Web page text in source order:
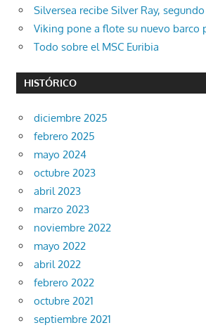
Silversea recibe Silver Ray,
Viking pone a flote su nuevo barco
Todo sobre el MSC Euribia
HISTÓRICO
diciembre 2025
febrero 2025
mayo 2024
octubre 2023
abril 2023
marzo 2023
noviembre 2022
mayo 2022
abril 2022
febrero 2022
octubre 2021
septiembre 2021